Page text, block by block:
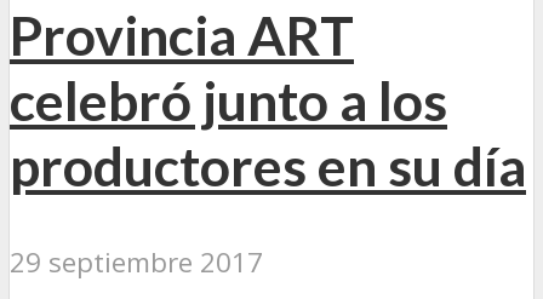
Provincia ART
celebró junto a los
productores en su día
29 septiembre 2017